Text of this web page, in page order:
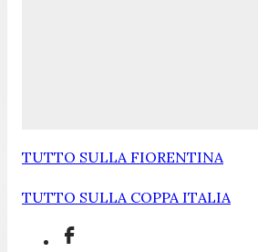
TUTTO SULLA FIORENTINA
TUTTO SULLA COPPA ITALIA